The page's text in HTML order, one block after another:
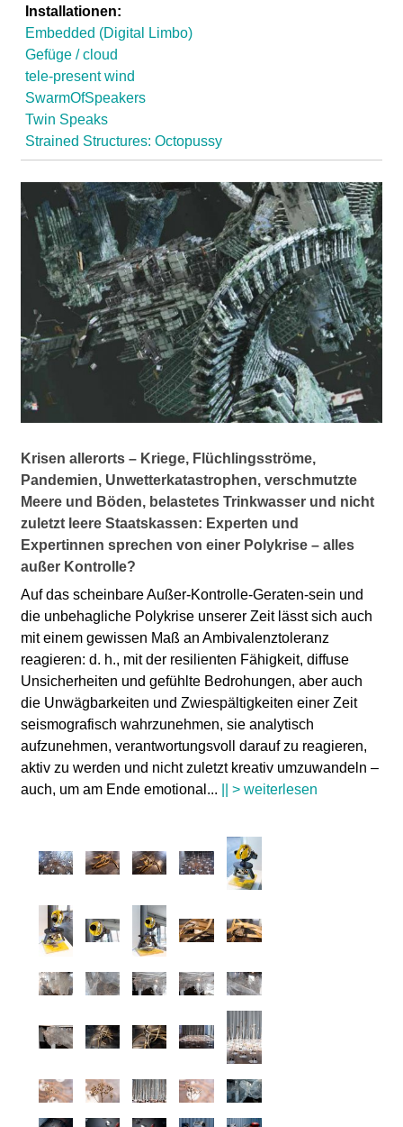
Installationen:
Embedded (Digital Limbo)
Gefüge / cloud
tele-present wind
SwarmOfSpeakers
Twin Speaks
Strained Structures: Octopussy
Krisen allerorts – Kriege, Flüchlingsströme,
Pandemien, Unwetterkatastrophen, verschmutzte
Meere und Böden, belastetes Trinkwasser und nicht
zuletzt leere Staatskassen: Experten und
Expertinnen sprechen von einer Polykrise– alles
außer Kontrolle?
Auf das scheinbare Außer-Kontrolle-Geraten-sein und
die unbehagliche Polykrise unserer Zeit lässt sich auch
mit einem gewissen Maß an Ambivalenztoleranz
reagieren: d. h., mit der resilienten Fähigkeit, diffuse
Unsicherheiten und gefühlte Bedrohungen, aber auch
die Unwägbarkeiten und Zwiespältigkeiten einer Zeit
seismografisch wahrzunehmen, sie analytisch
aufzunehmen, verantwortungsvoll darauf zu reagieren,
aktiv zu werden und nicht zuletzt kreativ umzuwandeln –
auch, um am Ende emotional ... || > weiterlesen